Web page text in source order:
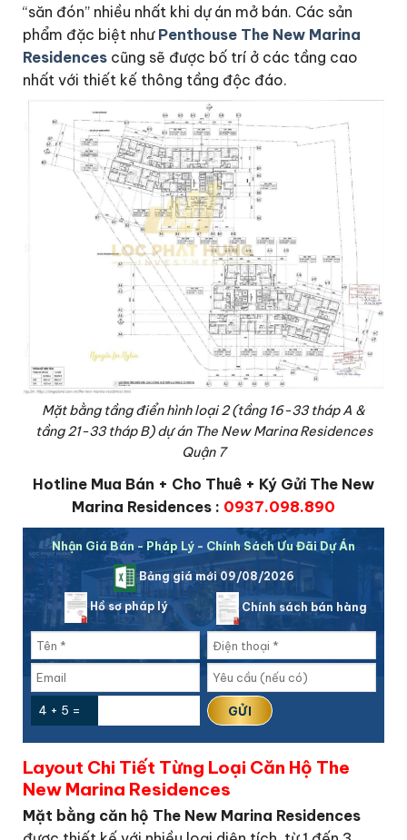
“săn đón” nhiều nhất khi dự án mở bán. Các sản
phẩm đặc biệt như Penthouse The New Marina
Residences cũng sẽ được bố trí ở các tầng cao
nhất với thiết kế thông tầng độc đáo.
Mặt bằng tầng điển hình loại 2 (tầng 16-33 tháp A &
tầng 21-33 tháp B) dự án The New Marina Residences
Quận 7
Hotline Mua Bán + Cho Thuê + Ký Gửi The New
Marina Residences : 0937.098.890
Nhận Giá Bán - Pháp Lý - Chính Sách Ưu Đãi Dự Án
Bảng giá mới 09/08/2026
Hồ sơ pháp lý Chính sách bán hàng
4 + 5 =
Layout Chi Tiết Từng Loại Căn Hộ The
New Marina Residences
Mặt bằng căn hộ The New Marina Residences